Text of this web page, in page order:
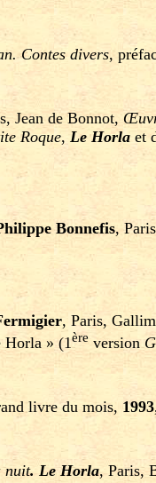
Contes divers,
Jean de Bonnot,
Roque, Le Horlaet
Bonnefis,
, Paris,
Horla » (1ère version
livre du mois, 1993
nuit. Le Horla, Paris,